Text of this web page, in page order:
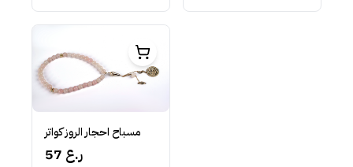
مسباح احجار الروز كواتر
57 ر.ع